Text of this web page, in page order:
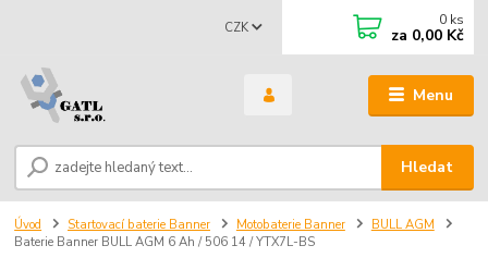
Menu
CZK
Hledat
0 ks
za 0,00 Kč
Úvod Startovací baterie Banner Motobaterie Banner
BULL AGM
Baterie Banner BULL AGM 6 Ah / 506 14 / YTX7L-BS